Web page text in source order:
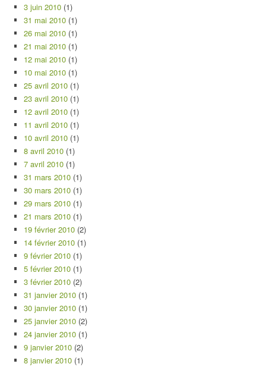
3 juin 2010 (1)
31 mai 2010 (1)
26 mai 2010 (1)
21 mai 2010 (1)
12 mai 2010 (1)
10 mai 2010 (1)
25 avril 2010 (1)
23 avril 2010 (1)
12 avril 2010 (1)
11 avril 2010 (1)
10 avril 2010 (1)
8 avril 2010 (1)
7 avril 2010 (1)
31 mars 2010 (1)
30 mars 2010 (1)
29 mars 2010 (1)
21 mars 2010 (1)
19 février 2010 (2)
14 février 2010 (1)
9 février 2010 (1)
5 février 2010 (1)
3 février 2010 (2)
31 janvier 2010 (1)
30 janvier 2010 (1)
25 janvier 2010 (2)
24 janvier 2010 (1)
9 janvier 2010 (2)
8 janvier 2010 (1)